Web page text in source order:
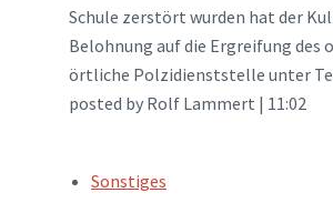
Schule zerstört wurden hat der
Belohnung auf die Ergreifung des
örtliche Polzidienststelle unter
posted by Rolf Lammert | 11:02
TAGS:Sonstiges